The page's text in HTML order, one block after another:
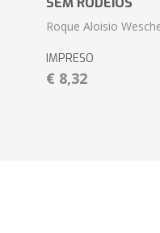
Roque Aloisio
IMPRESO
€ 8,32